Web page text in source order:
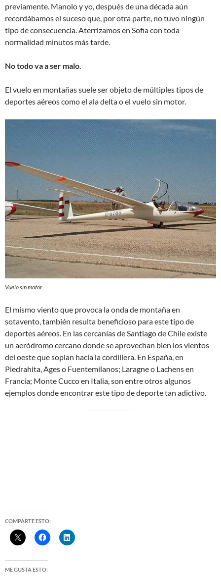
previamente. Manolo y yo, después de una década aún
recordábamos el suceso que, por otra parte, no tuvo ningún
tipo de consecuencia. Aterrizamos en Sofia con toda
normalidad minutos más tarde.
No todo va a ser malo.
El vuelo en montañas suele ser objeto de múltiples tipos de
deportes aéreos como el ala delta o el vuelo sin motor.
Vuelo sin motor.
El mismo viento que provoca la onda de montaña en
sotavento, también resulta beneficioso para este tipo de
deportes aéreos. En las cercanías de Santiago de Chile existe
un aeródromo cercano donde se aprovechan bien los vientos
del oeste que soplan hacia la cordillera. En España, en
Piedrahita, Ages o Fuentemilanos; Laragne o Lachens en
Francia; Monte Cucco en Italia, son entre otros algunos
ejemplos donde encontrar este tipo de deporte tan adictivo.
COMPARTE ESTO:
ME GUSTA ESTO: